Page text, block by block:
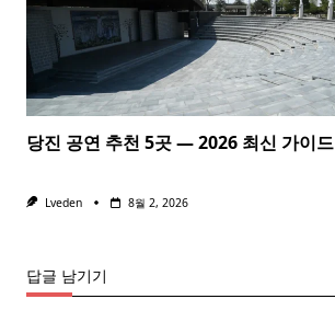
당진 공연 추천 5곳 — 2026 최신 가이드
Lveden 8월 2, 2026
답글 남기기